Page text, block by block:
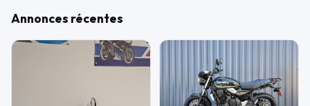
Annonces récentes